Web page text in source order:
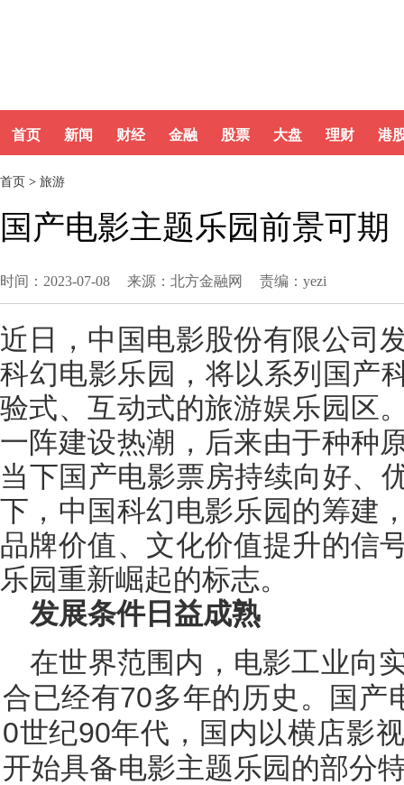
首页 新闻 财经 金融 股票 大盘 理财 港
首页 > 旅游
国产电影主题乐园前景可期
时间：2023-07-08 来源：北方金融网 责编：yezi
近日，中国电影股份有限公司
科幻电影乐园，将以系列国产
验式、互动式的旅游娱乐园区
一阵建设热潮，后来由于种种
当下国产电影票房持续向好、
下，中国科幻电影乐园的筹建
品牌价值、文化价值提升的信
乐园重新崛起的标志。
发展条件日益成熟
在世界范围内，电影工业向
合已经有70多年的历史。国产
0世纪90年代，国内以横店影
开始具备电影主题乐园的部分